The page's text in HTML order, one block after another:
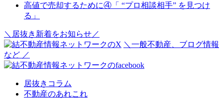
高値で売却するために④「 “プロ相談相手” を見つけ
る」
＼居抜き新着をお知らせ／
＼一般不動産、ブログ情報
など ／
居抜きコラム
不動産のあれこれ